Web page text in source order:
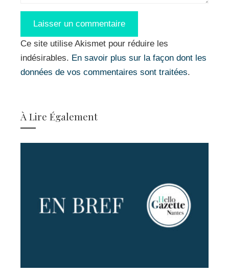
Ce site utilise Akismet pour réduire les
indésirables. En savoir plus sur la façon dont les
données de vos commentaires sont traitées.
À Lire Également